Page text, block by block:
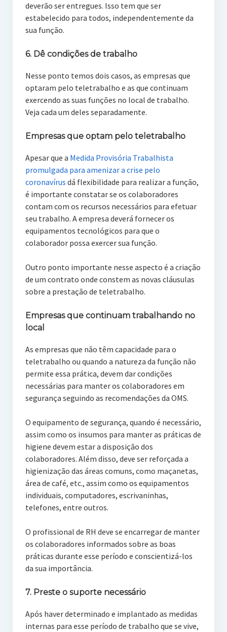
deverão ser entregues. Isso tem que ser
estabelecido para todos, independentemente da
sua função.
6. Dê condições de trabalho
Nesse ponto temos dois casos, as empresas que
optaram pelo teletrabalho e as que continuam
exercendo as suas funções no local de trabalho.
Veja cada um deles separadamente.
Empresas que optam pelo teletrabalho
Apesar que a Medida Provisória Trabalhista
promulgada para amenizar a crise pelo
coronavírus dá flexibilidade para realizar a função,
é importante constatar se os colaboradores
contam com os recursos necessários para efetuar
seu trabalho. A empresa deverá fornecer os
equipamentos tecnológicos para que o
colaborador possa exercer sua função.
Outro ponto importante nesse aspecto é a criação
de um contrato onde constem as novas cláusulas
sobre a prestação de teletrabalho.
Empresas que continuam trabalhando no
local
As empresas que não têm capacidade para o
teletrabalho ou quando a natureza da função não
permite essa prática, devem dar condições
necessárias para manter os colaboradores em
segurança seguindo as recomendações da OMS.
O equipamento de segurança, quando é necessário,
assim como os insumos para manter as práticas de
higiene devem estar a disposição dos
colaboradores. Além disso, deve ser reforçada a
higienização das áreas comuns, como maçanetas,
área de café, etc., assim como os equipamentos
individuais, computadores, escrivaninhas,
telefones, entre outros.
O profissional de RH deve se encarregar de manter
os colaboradores informados sobre as boas
práticas durante esse período e conscientizá-los
da sua importância.
7. Preste o suporte necessário
Após haver determinado e implantado as medidas
internas para esse período de trabalho que se vive,